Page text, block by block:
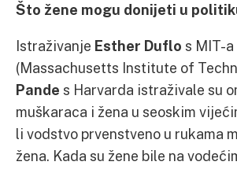
Što žene mogu donijeti u
Istraživanje Esther Duflo s MIT-a
(Massachusetts Institute of
Pande s Harvarda istraživale su
muškaraca i žena u seoskim
li vodstvo prvenstveno u rukama
žena. Kada su žene bile na